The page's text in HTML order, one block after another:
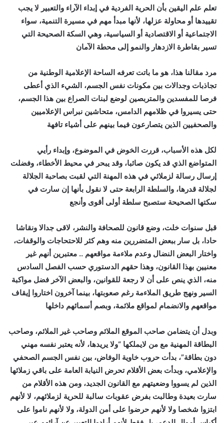
تعلم علم اليقين بأن الحرية الفردية في إبداء الآراء والتعبير لا يجب
تقييدها أو محاولة عزلها، لأنها مبدأ مهم في مسيرة التنمية، سواء
الاجتماعية أو الاقتصادية أو السياسية، وهي السكة الصحيحة التي
تسير بقاطرة الازدهار والنمو إلى محطة الآمان
مرد مقالنا هذا، هو ما باتت تعرفه الساحة الإعلامية الوطنية من
تجاذبات وجدالات بين مكونات نفس الجسم، الشيء الذي أعطى
فرصا للمفسدين والمتربصين لوضع لبنات الصراع بين هذا الجسم،
حتى يسيروا في ظلامهم الدامس، متحاشين نبراس الإعلاميين
والصحفيين الذين يتصارعون فيما بينهم على أشياء تافهة
لكل هذه الأسباب، قررت الخوض في الموضوع، وإبداء رأيي
المتواضع الذي قد يكون صائبا، وقد يبحر في محيط الأخطاء، وفضلت
إرسال رسالة لزملائي في هذه المهنة التي لقبت بصاحبة الجلالة
لجلالة قدرها، والسلطة الرابعة حتى لا نقول بأنها إن سارت في
سكتها الصحيحة ستصبح سلطة أولى أقوى وأنجع
قبل سنوات خلت، وضع قانون للصحافة والنشر، لاقى جدالا ونقاشا
حادا، بل سار ببعض المتضررين منه وهم كثر للاحتحاجات والوقفات،
واختار البعض النضال وعدم ملاءمة مواقعهم .. معتبرين أنهم غير
معنيين بهذا القانون، وهذا حقهم الدستوري حسب الفصل السادس
منه، الذي ينص على أن لا رجعة للقوانين، والبعض الآخر فضل مواكبة
السير ونهج طريق الملاءمة رغم صعوبتها، بينما آخرون اختاروا إيقاف
مواقعهم والانضمام لمواقع ملائمة، وبصم أسمائهم داخلها
وبدل أن يتضامن صاحب الموقع الملائم وصاحب غير الملائم، وصاحب
البطاقة المهنية مع من لايملكها “ولا يريدها، لأنه يعتبر نفسه مهني
دون بطاقة”، بدأت حروب خاوية الوفاض، بين نفس الجسم الصحفي
والإعلامي، وبدأت بعض الأقلام تحرض النيابة العامة على باقي زملائها
الذين لم يسووا وضعيتهم مع القانون الجديد، ومن هذه الأقلام من
سارت بعيدة وطالبت بفرض عقوبات سالبة للحرية لزملائهم، لا لأنهم
ابتزوا شخصا ولا لأنهم حرضوا على أمن الدولة، ولا لأنهم ناموا على